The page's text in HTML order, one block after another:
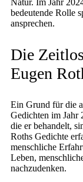
Natur. Im Jahr
bedeutende Rolle
ansprechen.
Die
Eugen
Ein Grund für die
Gedichten im Jahr
die er behandelt,
Roths Gedichte
menschliche
Leben,
nachzudenken.